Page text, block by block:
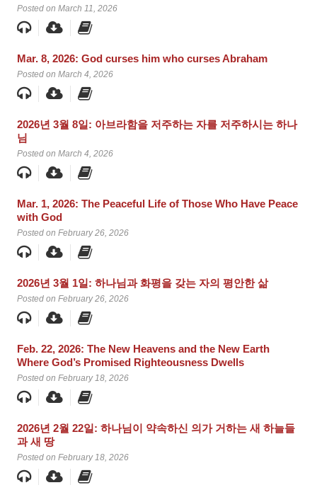
Posted on March 11, 2026
Mar. 8, 2026: God curses him who curses Abraham
Posted on March 4, 2026
2026년 3월 8일: 아브라함을 저주하는 자를 저주하시는 하나
님
Posted on March 4, 2026
Mar. 1, 2026: The Peaceful Life of Those Who Have Peace
with God
Posted on February 26, 2026
2026년 3월 1일: 하나님과 화평을 갖는 자의 평안한 삶
Posted on February 26, 2026
Feb. 22, 2026: The New Heavens and the New Earth
Where God’s Promised Righteousness Dwells
Posted on February 18, 2026
2026년 2월 22일: 하나님이 약속하신 의가 거하는 새 하늘들
과 새 땅
Posted on February 18, 2026